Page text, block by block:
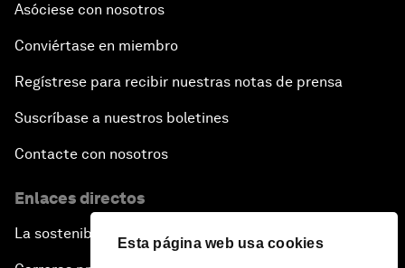
Esta página web usa cookies
Asóciese con nosotros
Conviértase en miembro
Regístrese para recibir nuestras notas de prensa
Suscríbase a nuestros boletines
Contacte con nosotros
Enlaces directos
La sostenibilidad en el Foro